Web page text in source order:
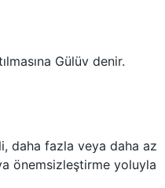
Gülüv denir.
daha fazla veya daha az
önemsizleştirme yoluyla